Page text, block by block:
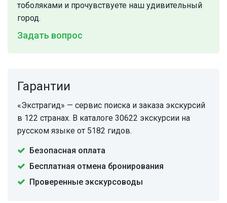
тоболяками и прочувствуете наш удивительный
город.
Задать вопрос
Гарантии
«Экстрагид» — сервис поиска и заказа экскурсий
в 122 странах. В каталоге 30622 экскурсии на
русском языке от 5182 гидов.
Безопасная оплата
Бесплатная отмена бронирования
Проверенные экскурсоводы